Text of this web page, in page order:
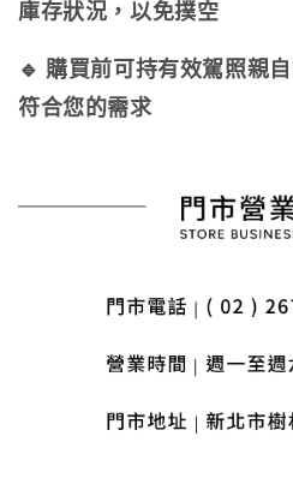
庫存狀況，以免撲空
🔹 購買前可持有效駕照親
符合您的需求